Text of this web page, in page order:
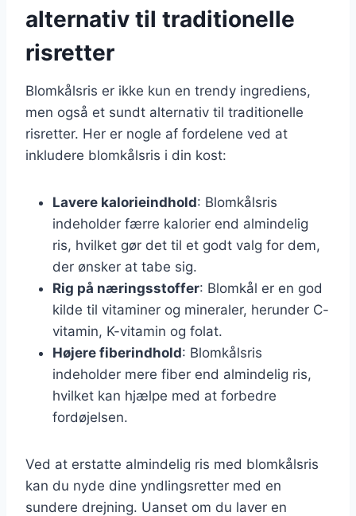
alternativ til traditionelle
risretter
Blomkålsris er ikke kun en trendy ingrediens,
men også et sundt alternativ til traditionelle
risretter. Her er nogle af fordelene ved at
inkludere blomkålsris i din kost:
Lavere kalorieindhold: Blomkålsris
indeholder færre kalorier end almindelig
ris, hvilket gør det til et godt valg for dem,
der ønsker at tabe sig.
Rig på næringsstoffer: Blomkål er en god
kilde til vitaminer og mineraler, herunder C-
vitamin, K-vitamin og folat.
Højere fiberindhold: Blomkålsris
indeholder mere fiber end almindelig ris,
hvilket kan hjælpe med at forbedre
fordøjelsen.
Ved at erstatte almindelig ris med blomkålsris
kan du nyde dine yndlingsretter med en
sundere drejning. Uanset om du laver en